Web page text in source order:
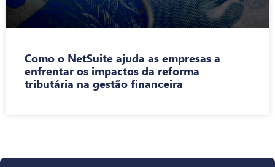
Como o NetSuite ajuda as empresas a
enfrentar os impactos da reforma
tributária na gestão financeira